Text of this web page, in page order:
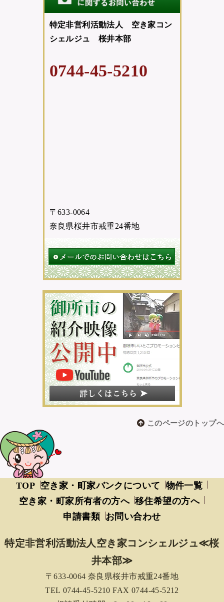
特定非営利活動法人 空き家コン
シェルジュ 桜井本部
0744-45-5210
〒633-0064
奈良県桜井市戒重24番地
このページのトップへ
TOP 空き家・町家バンクについて
物件一覧
空き家・町家所有者の方へ 移住希望の方へ
申請書類 お問い合わせ
特定非営利活動法人空き家コンシェルジュ≪桜
井本部≫
〒633-0064 奈良県桜井市戒重24番地
TEL 0744-45-5210 FAX 0744-45-5212